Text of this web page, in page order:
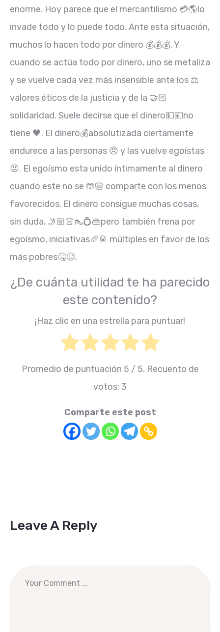
enorme. Hoy parece que el mercantilismo 💳🌎lo
invade todo y lo puede todo. Ante esta situación,
muchos lo hacen todo por dinero 💰💰💰. Y
cuando se actúa todo por dinero, uno se metaliza
y se vuelve cada vez más insensible ante los ⚖
valores éticos de la justicia y de la 🤝🏻
solidaridad. Suele decirse que el dinero💵💴no
tiene 🖤. El dinero💰absolutizada ciertamente
endurece a las personas 😠 y las vuelve egoístas
😡. El egoísmo esta unido íntimamente al dinero
cuando este no se 🤲🏼 comparte con los menos
favorecidos. El dinero consigue muchas cosas,
sin duda, 🤳🏼👚👠💍👜pero también frena por
egoísmo, iniciativas🥖🥫 múltiples en favor de los
más pobres🤒🥴.
¿De cuánta utilidad te ha parecido
este contenido?
¡Haz clic en una estrella para puntuar!
Promedio de puntuación 5 / 5. Recuento de
votos: 3
Comparte este post
Leave A Reply